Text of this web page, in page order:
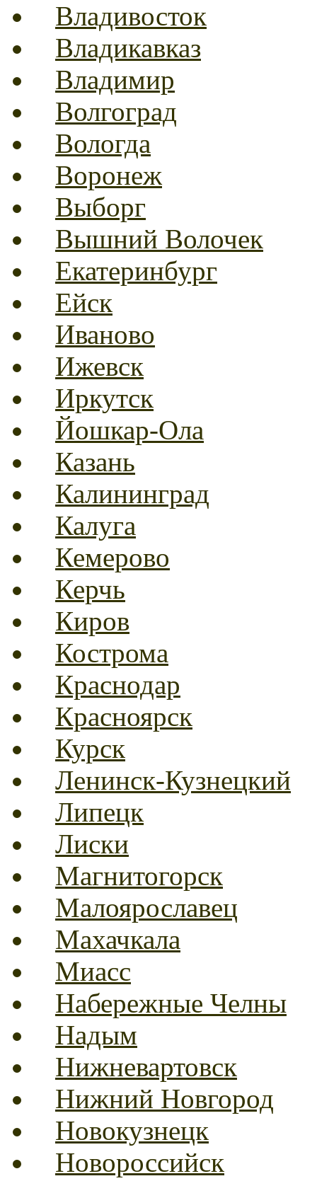
Владивосток
Владикавказ
Владимир
Волгоград
Вологда
Воронеж
Выборг
Вышний Волочек
Екатеринбург
Ейск
Иваново
Ижевск
Иркутск
Йошкар-Ола
Казань
Калининград
Калуга
Кемерово
Керчь
Киров
Кострома
Краснодар
Красноярск
Курск
Ленинск-Кузнецкий
Липецк
Лиски
Магнитогорск
Малоярославец
Махачкала
Миасс
Набережные Челны
Надым
Нижневартовск
Нижний Новгород
Новокузнецк
Новороссийск